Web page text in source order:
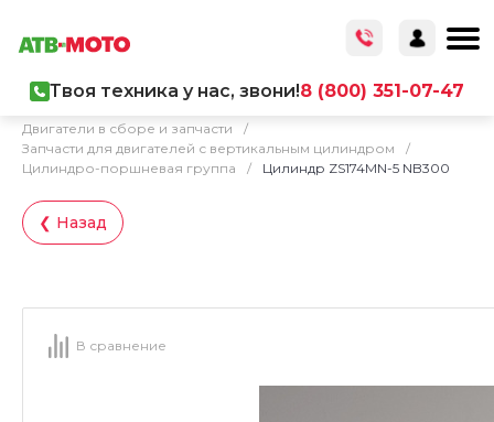
Твоя техника у нас, звони!8 (800) 351-07-47
Двигатели в сборе и запчасти
/
Запчасти для двигателей с вертикальным цилиндром
/
Цилиндро-поршневая группа
/ Цилиндр ZS174MN-5 NB300
❮ Назад
В сравнение